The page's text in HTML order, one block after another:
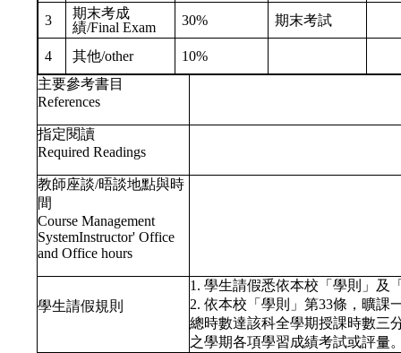
3
期末考成
績/Final Exam
30% 期末考試
4 其他/other
10%
主要參考書目
References
指定閱讀
Required Readings
教師座談/晤談地點與時
間
Course Management
SystemInstructor' Office
and Office hours
學生請假規則
1. 學生請假悉依本校「學則」及
2. 依本校「學則」第33條，曠課
總時數達該科全學期授課時數三
之學期各項學習成績考試或評量